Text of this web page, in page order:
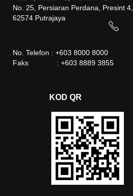
No. 25, Persiaran Perdana, Presint 4,
62574 Putrajaya
No. Telefon : +603 8000 8000
Faks : +603 8889 3855
KOD QR